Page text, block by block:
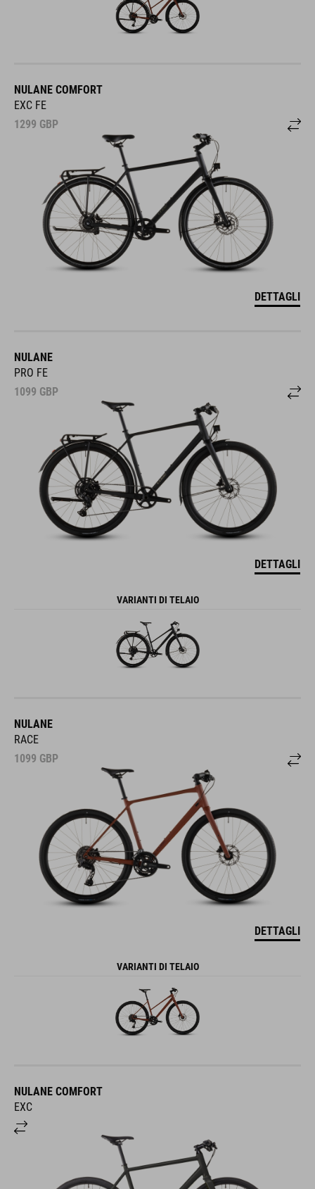
NULANE COMFORT
EXC FE
1299 GBP
DETTAGLI
NULANE
PRO FE
1099 GBP
DETTAGLI
VARIANTI DI TELAIO
NULANE
RACE
1099 GBP
DETTAGLI
VARIANTI DI TELAIO
NULANE COMFORT
EXC